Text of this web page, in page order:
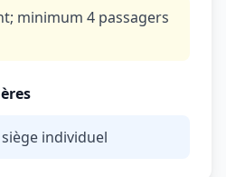
minimum 4 passagers
individuel